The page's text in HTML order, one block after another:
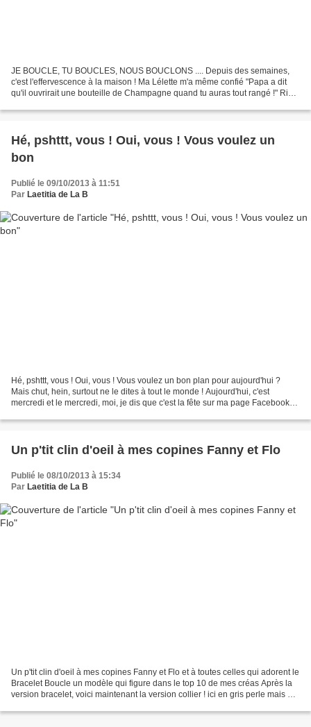
JE BOUCLE, TU BOUCLES, NOUS BOUCLONS .... Depuis des semaines,
c'est l'effervescence à la maison ! Ma Lélette m'a même confié "Papa a dit
qu'il ouvrirait une bouteille de Champagne quand tu auras tout rangé !" Rien
Hé, pshttt, vous ! Oui, vous ! Vous voulez un
bon
Publié le 09/10/2013 à 11:51
Par Laetitia de La B
Hé, pshttt, vous ! Oui, vous ! Vous voulez un bon plan pour aujourd'hui ?
Mais chut, hein, surtout ne le dites à tout le monde ! Aujourd'hui, c'est
mercredi et le mercredi, moi, je dis que c'est la fête sur ma page Facebook
Un p'tit clin d'oeil à mes copines Fanny et Flo
Publié le 08/10/2013 à 15:34
Par Laetitia de La B
Un p'tit clin d'oeil à mes copines Fanny et Flo et à toutes celles qui adorent le
Bracelet Boucle un modèle qui figure dans le top 10 de mes créas Après la
version bracelet, voici maintenant la version collier ! ici en gris perle mais de